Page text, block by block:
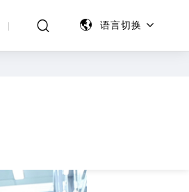
语言切换